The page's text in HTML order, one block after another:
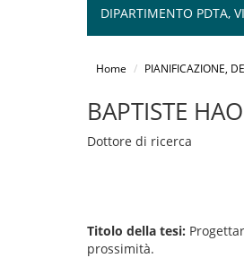
DIPARTIMENTO PDTA,
Home PIANIFICAZIONE,
BAPTISTE
Dottore di ricerca
Titolo della tesi:
prossimità.